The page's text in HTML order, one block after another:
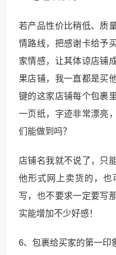
若产品性价比稍低、质
情路线，把感谢卡给予
家情感，让其体谅店铺
果店铺，我一直都是买
键的这家店铺每个包裹
一页纸，字迹非常漂亮
们能做到吗？
店铺名我就不说了，只
他形式网上卖货的，
写，也不要求一定要写
实能增加不少好感！
6、包裹给买家的第一印